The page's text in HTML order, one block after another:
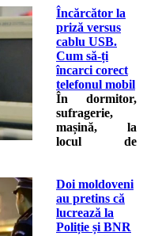
Încărcător la
priză versus
cablu USB.
Cum să-ți
încarci corect
telefonul mobil
În dormitor,
sufragerie,
mașină, la
locul de
Doi moldoveni
au pretins că
lucrează la
Poliție și BNR